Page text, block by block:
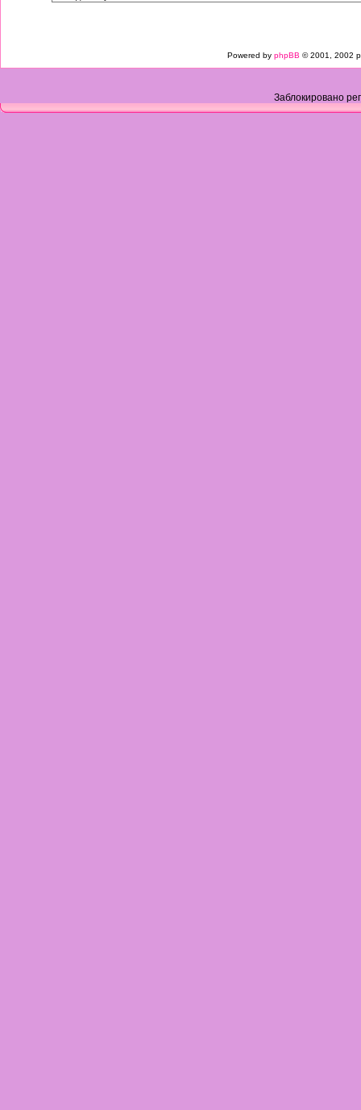
Powered by phpBB © 2001, 2002
Заблокировано